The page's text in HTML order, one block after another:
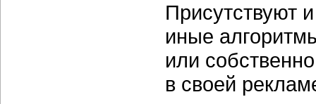
Присутствуют
иные
или
в своей